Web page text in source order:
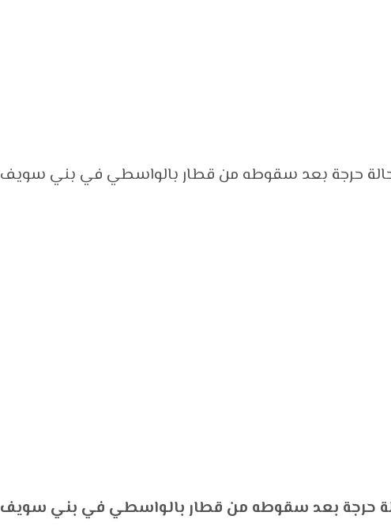
حرجة بعد سقوطه من قطار بالواسطي في بني سويف
حرجة بعد سقوطه من قطار بالواسطي في بني سويف